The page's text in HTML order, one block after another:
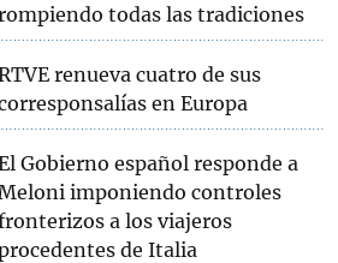
todas las tradiciones
renueva cuatro de sus
en Europa
Gobierno español responde a
imponiendo controles
a los viajeros
de Italia